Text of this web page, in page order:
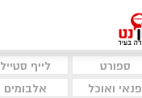
ספורט לייף סטייל
פנאי ואוכל אלבומים